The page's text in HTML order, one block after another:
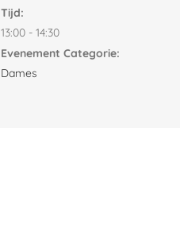
Tijd:
13:00 - 14:30
Evenement Categorie:
Dames